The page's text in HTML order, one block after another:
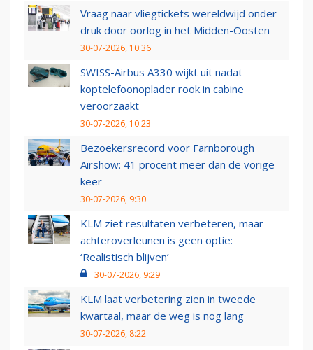
Vraag naar vliegtickets wereldwijd onder
druk door oorlog in het Midden-Oosten
30-07-2026, 10:36
SWISS-Airbus A330 wijkt uit nadat
koptelefoonoplader rook in cabine
veroorzaakt
30-07-2026, 10:23
Bezoekersrecord voor Farnborough
Airshow: 41 procent meer dan de vorige
keer
30-07-2026, 9:30
KLM ziet resultaten verbeteren, maar
achteroverleunen is geen optie:
‘Realistisch blijven’
30-07-2026, 9:29
KLM laat verbetering zien in tweede
kwartaal, maar de weg is nog lang
30-07-2026, 8:22